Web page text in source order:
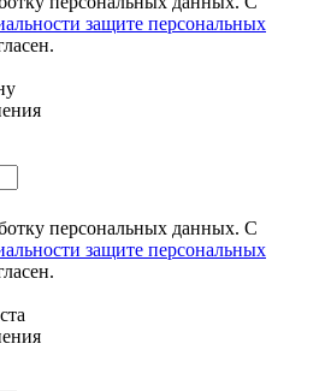
защите персональных
персональных данных. С
защите персональных